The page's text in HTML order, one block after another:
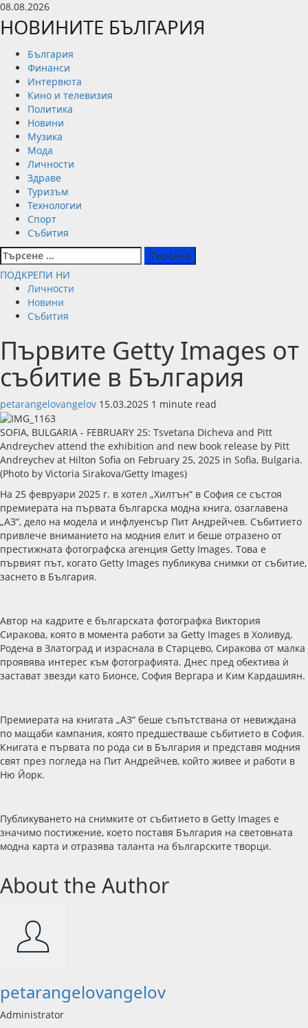
Skip
to
content
08.08.2026
НОВИНИТЕ БЪЛГАРИЯ
Primary
Menu
България
Финанси
Интервюта
Кино и телевизия
Политика
Новини
Музика
Мода
Личности
Здраве
Туризъм
Технологии
Спорт
Събития
Търсене
за:
ПОДКРЕПИ НИ
Личности
Новини
Събития
Първите Getty Images от
събитие в България
petarangelovangelov 15.03.2025 1 minute read
SOFIA, BULGARIA - FEBRUARY 25: Tsvetana Dicheva and Pitt
Andreychev attend the exhibition and new book release by Pitt
Andreychev at Hilton Sofia on February 25, 2025 in Sofia, Bulgaria.
(Photo by Victoria Sirakova/Getty Images)
На 25 февруари 2025 г. в хотел „Хилтън“ в София се състоя
премиерата на първата българска модна книга, озаглавена
„АЗ“, дело на модела и инфлуенсър Пит Андрейчев. Събитието
привлече вниманието на модния елит и беше отразено от
престижната фотографска агенция Getty Images. Това е
първият път, когато Getty Images публикува снимки от събитие,
заснето в България.
Автор на кадрите е българската фотографка Виктория
Сиракова, която в момента работи за Getty Images в Холивуд.
Родена в Златоград и израснала в Старцево, Сиракова от малка
проявява интерес към фотографията. Днес пред обектива ѝ
застават звезди като Бионсе, София Вергара и Ким Кардашиян.
Премиерата на книгата „АЗ“ беше съпътствана от невиждана
по мащаби кампания, която предшестваше събитието в София.
Книгата е първата по рода си в България и представя модния
свят през погледа на Пит Андрейчев, който живее и работи в
Ню Йорк.
Публикуването на снимките от събитието в Getty Images е
значимо постижение, което поставя България на световната
модна карта и отразява таланта на българските творци.
About the Author
petarangelovangelov
Administrator